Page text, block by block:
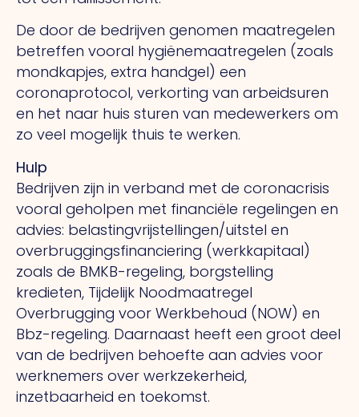
De door de bedrijven genomen maatregelen
betreffen vooral hygiënemaatregelen (zoals
mondkapjes, extra handgel) een
coronaprotocol, verkorting van arbeidsuren
en het naar huis sturen van medewerkers om
zo veel mogelijk thuis te werken.
Hulp
Bedrijven zijn in verband met de coronacrisis
vooral geholpen met financiële regelingen en
advies: belastingvrijstellingen/uitstel en
overbruggingsfinanciering (werkkapitaal)
zoals de BMKB-regeling, borgstelling
kredieten, Tijdelijk Noodmaatregel
Overbrugging voor Werkbehoud (NOW) en
Bbz-regeling. Daarnaast heeft een groot deel
van de bedrijven behoefte aan advies voor
werknemers over werkzekerheid,
inzetbaarheid en toekomst.